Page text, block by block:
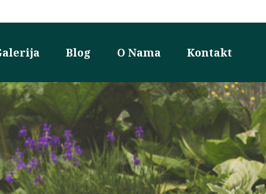
Blog O Nama Kontakt